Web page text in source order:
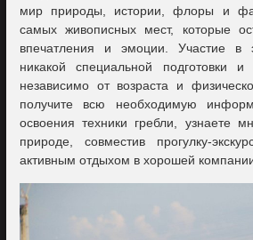
мир природы, истории, флоры и
самых живописных мест, которые
впечатления и эмоции. Участие в
никакой специальной подготовки
независимо от возраста и
получите всю необходимую
освоения техники гребли, узнаете
природе, совместив прогулку-
активным отдыхом в хорошей